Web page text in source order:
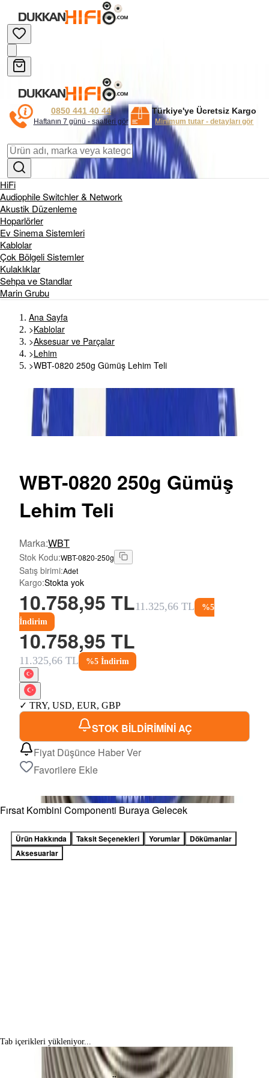
0850 441 40 44
Haftanın 7 günü - saatleri gör
Türkiye'ye Ücretsiz Kargo
Minimum tutar - detayları gör
HiFi
Audiophile Switchler & Network
Akustik Düzenleme
Hoparlörler
Ev Sinema Sistemleri
Kablolar
Çok Bölgeli Sistemler
Kulaklıklar
Sehpa ve Standlar
Marin Grubu
Ana Sayfa
>Kablolar
>Aksesuar ve Parçalar
>Lehim
>WBT-0820 250g Gümüş Lehim Teli
WBT-0820 250g Gümüş
Lehim Teli
Marka:WBT
Stok Kodu:WBT-0820-250g
Satış birimi:Adet
Kargo:Stokta yok
10.758,95 TL11.325,66 TL %5
İndirim
10.758,95 TL
11.325,66 TL %5 İndirim
✓ TRY, USD, EUR, GBP
STOK BİLDİRİMİNİ AÇ
Fiyat Düşünce Haber Ver
Favorilere Ekle
Fırsat Kombini Componenti Buraya Gelecek
Ürün Hakkında Taksit Seçenekleri Yorumlar
Dökümanlar
Aksesuarlar
Tab içerikleri yükleniyor...